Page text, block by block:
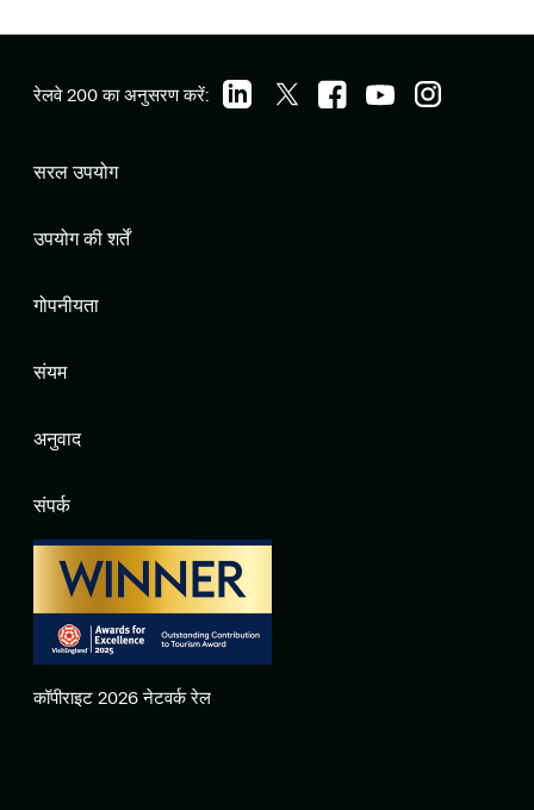
रेलवे 200 का अनुसरण करें:
सरल उपयोग
उपयोग की शर्तें
गोपनीयता
संयम
अनुवाद
संपर्क
कॉपीराइट 2026 नेटवर्क रेल